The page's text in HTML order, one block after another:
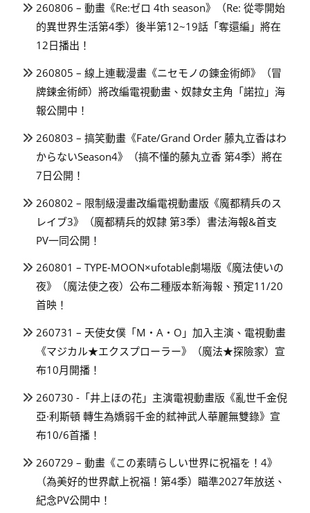
260806 – 動畫《Re:ゼロ 4th season》（Re: 從零開始
的異世界生活第4季）後半第12~19話「奪還編」將在
12日播出！
260805 – 線上連載漫畫《ニセモノの錬金術師》（冒
牌鍊金術師）將改編電視動畫、奴隸女主角「諾拉」海
報公開中！
260803 – 搞笑動畫《Fate/Grand Order 藤丸立香はわ
からないSeason4》（搞不懂的藤丸立香 第4季）將在
7日公開！
260802 – 限制級漫畫改編電視動畫版《魔都精兵のス
レイブ3》（魔都精兵的奴隸 第3季）書法海報&首支
PV一同公開！
260801 – TYPE-MOON×ufotable劇場版《魔法使いの
夜》（魔法使之夜）公布二種版本新海報、預定11/20
首映！
260731 – 天使女僕「M・A・O」加入主演、電視動畫
《マジカル★エクスプローラー》（魔法★探險家）宣
布10月開播！
260730 -「井上ほの花」主演電視動畫版《亂世千金倪
亞·利斯頓 轉生為嬌弱千金的弒神武人華麗無雙錄》宣
布10/6首播！
260729 – 動畫《この素晴らしい世界に祝福を！4》
（為美好的世界獻上祝福！第4季）瞄準2027年放送、
紀念PV公開中！